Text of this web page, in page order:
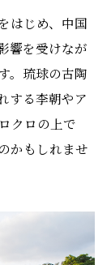
はじめ、中国
響を受けなが
。琉球の古陶
する李朝やア
クロの上で
かもしれませ